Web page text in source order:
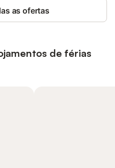
as ofertas
de férias